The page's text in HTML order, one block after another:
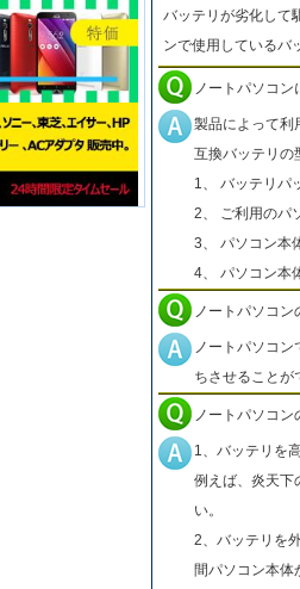
バッテリが劣化して
ンで使用しているバ
ノートパソコ
製品によって利
互換バッテリの
1、 バッテリパ
2、 ご利用のパ
3、 パソコン本
4、 パソコン本
ノートパソコ
ノートパソコ
ちさせることが
ノートパソコ
1、バッテリを
例えば、炎天下
い。
2、バッテリを
間パソコン本体